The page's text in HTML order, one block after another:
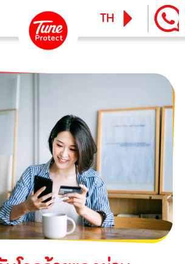
ประเทศ
ทุกชนิดสำหรับงานรับเหมาก่อสร้าง/ติดตั้ง
ภัยทุกชนิดของเครื่องจักรที่ใช้ในงาน
TH